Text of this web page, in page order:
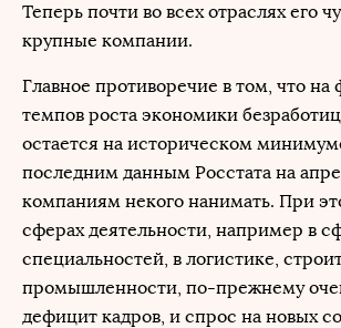
Теперь почти во всех отраслях его
крупные компании.
Главное противоречие в том, что на
темпов роста экономики
остается на историческом
последним данным Росстата на
компаниям некого нанимать. При
сферах деятельности, например в
специальностей, в логистике,
промышленности, по-прежнему
дефицит кадров, и спрос на новых